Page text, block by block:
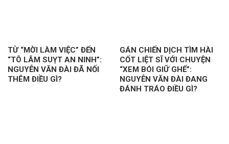
TỪ “MỜI LÀM VIỆC” ĐẾN
“TÔ LÂM SUỴT AN NINH”:
NGUYỄN VĂN ĐÀI ĐÃ NỐI
THÊM ĐIỀU GÌ?
GÁN CHIẾN DỊCH TÌM HÀI
CỐT LIỆT SĨ VỚI CHUYỆN
“XEM BÓI GIỮ GHẾ”:
NGUYỄN VĂN ĐÀI ĐANG
ĐÁNH TRÁO ĐIỀU GÌ?